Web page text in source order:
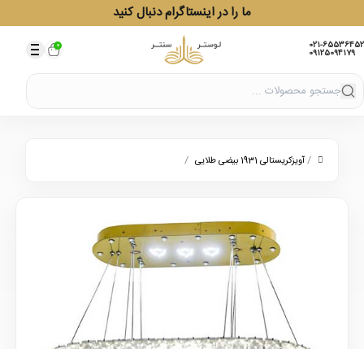
ما را در اینستاگرام دنبال کنید
021-65536452
09125094179
0
/آویزکریستالی 1931 بیضی طلایی /